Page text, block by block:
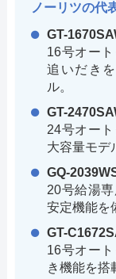
ノーリツの代
GT-
16号オー
追いだき
ル。
GT-
24号オー
大容量モデ
GQ-
20号給湯
安定機能を
GT-
16号オー
き機能を搭